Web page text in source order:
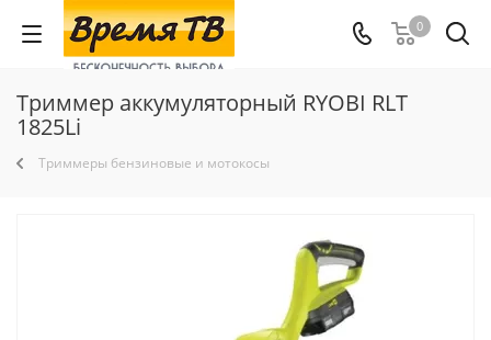
0
Триммер аккумуляторный RYOBI RLT
1825Li
Триммеры бензиновые и мотокосы